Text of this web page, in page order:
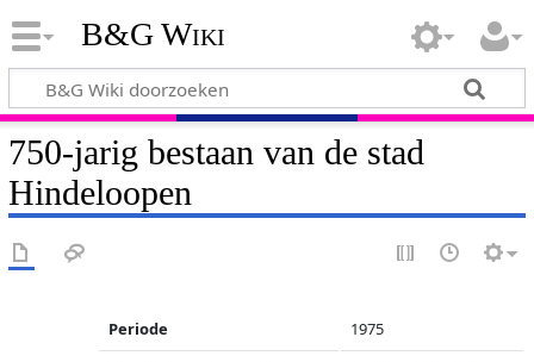
B&G Wiki
750-jarig bestaan van de stad
Hindeloopen
Periode 1975